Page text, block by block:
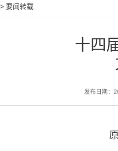
> 要闻转载
十四
发布日期：